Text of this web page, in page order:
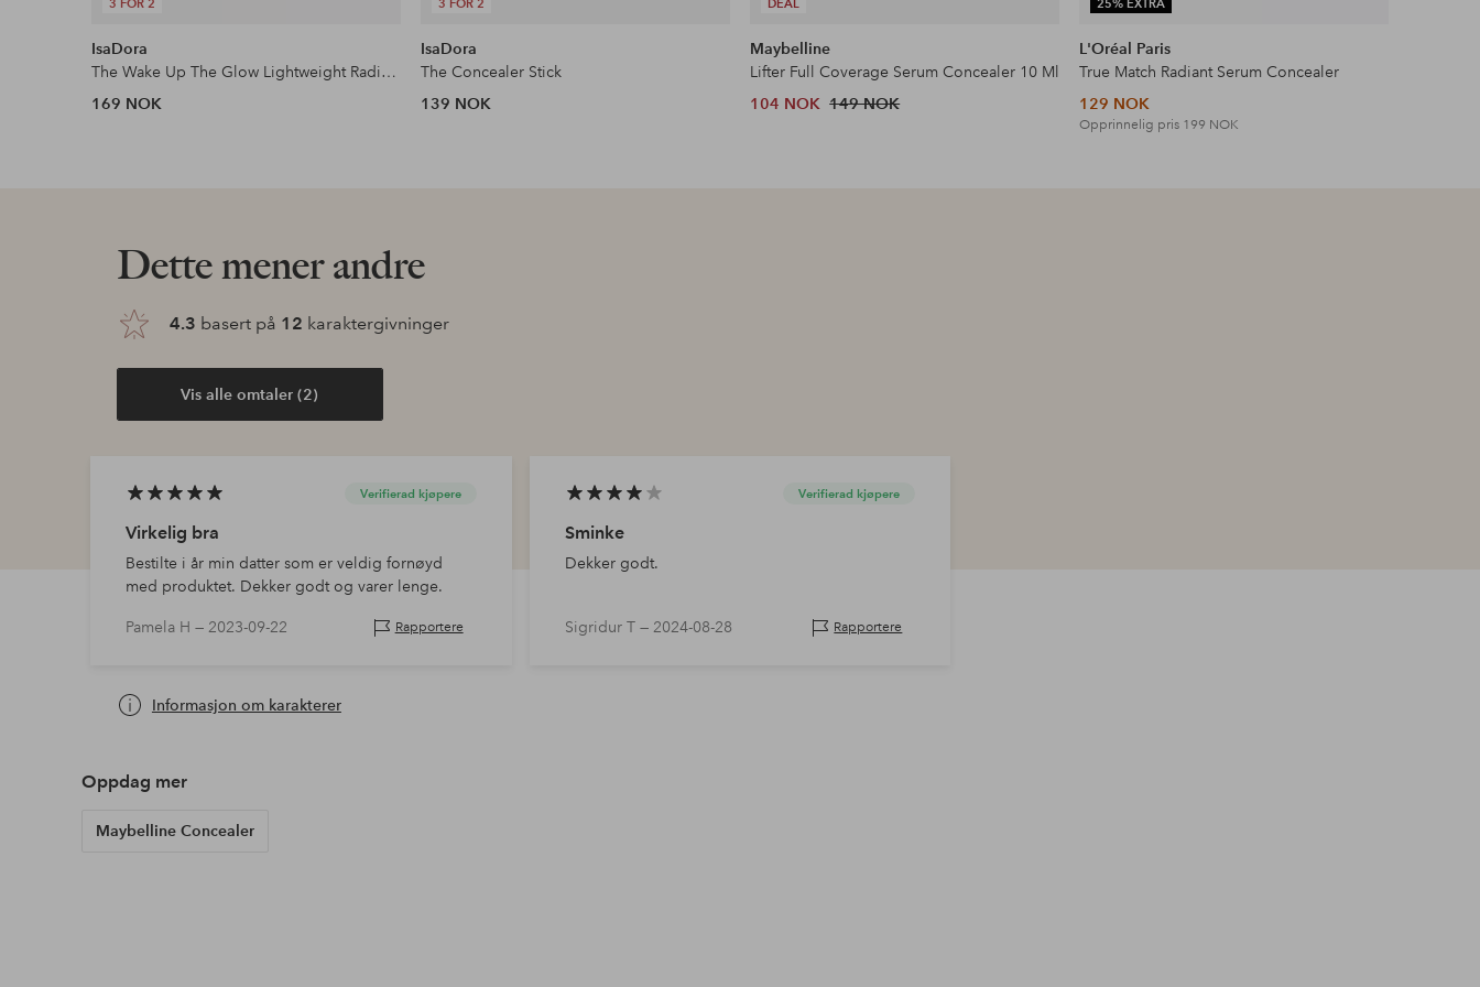
3 FOR 2
IsaDora
The Wake Up The Glow Lightweight Radiant Concealer
169 NOK
3 FOR 2
IsaDora
The Concealer Stick
139 NOK
DEAL
Maybelline
Lifter Full Coverage Serum Concealer 10 Ml
104 NOK 149 NOK
25% EXTRA
L'Oréal Paris
True Match Radiant Serum Concealer
129 NOK
Opprinnelig pris 199 NOK
Dette mener andre
4.3 basert på 12 karaktergivninger
Vis alle omtaler (2)
Verifierad kjøpere
Virkelig bra
Bestilte i år min datter som er veldig fornøyd
med produktet. Dekker godt og varer lenge.
Pamela H — 2023-09-22 Rapportere
Verifierad kjøpere
Sminke
Dekker godt.
Sigridur T — 2024-08-28 Rapportere
Informasjon om karakterer
Oppdag mer
Maybelline Concealer